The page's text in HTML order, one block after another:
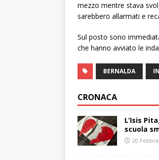
mezzo mentre stava
sarebbero allarmati e
Sul posto sono
che hanno avviato le
BERNALDA
CRONACA
L’Isis
scuola
20